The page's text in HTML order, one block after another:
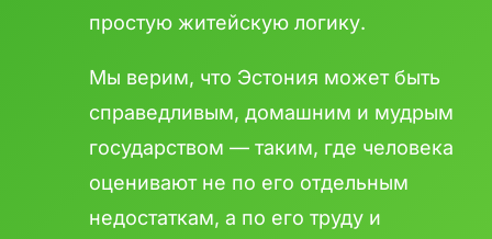
простую житейскую логику.
Мы верим, что Эстония может быть
справедливым, домашним и мудрым
государством — таким, где человека
оценивают не по его отдельным
недостаткам, а по его труду и